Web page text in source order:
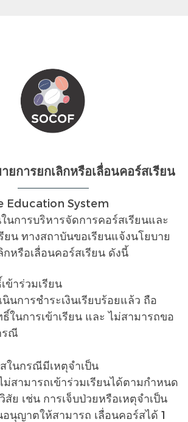
ยการยกเลิกหรือเลื่อนคอร์สเรียน
Education System
นการบริหารจัดการคอร์สเรียนและ
ยน ทางสถาบันขอเรียนแจ้งนโยบาย
กหรือเลื่อนคอร์สเรียน ดังนี้
ข้าร่วมเรียน
นินการชำระเงินเรียบร้อยแล้ว ถือ
ในการเข้าเรียน และ ไม่สามารถขอ
รณี
ในกรณีมีเหตุจำเป็น
สามารถเข้าร่วมเรียนได้ตามกำหนด
สัย เช่น การเจ็บป่วยหรือเหตุจำเป็น
นุญาตให้สามารถ เลื่อนคอร์สได้ 1